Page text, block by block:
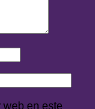
web en este